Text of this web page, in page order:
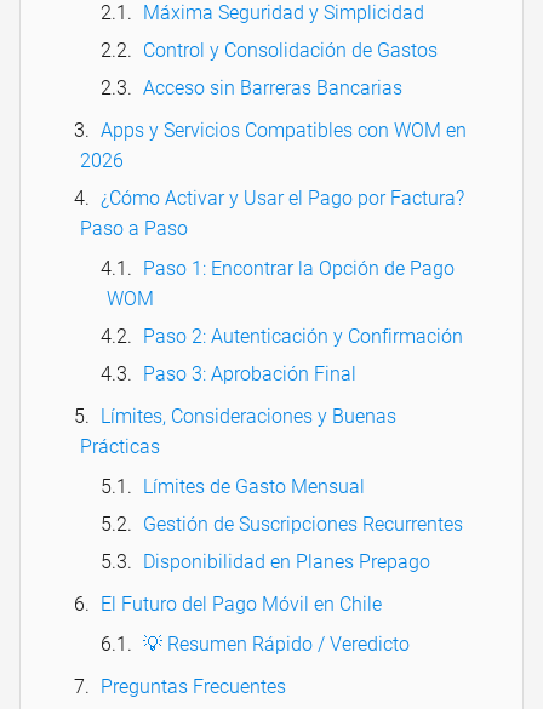
Máxima Seguridad y Simplicidad
Control y Consolidación de Gastos
Acceso sin Barreras Bancarias
Apps y Servicios Compatibles con WOM en
2026
¿Cómo Activar y Usar el Pago por Factura?
Paso a Paso
Paso 1: Encontrar la Opción de Pago
WOM
Paso 2: Autenticación y Confirmación
Paso 3: Aprobación Final
Límites, Consideraciones y Buenas
Prácticas
Límites de Gasto Mensual
Gestión de Suscripciones Recurrentes
Disponibilidad en Planes Prepago
El Futuro del Pago Móvil en Chile
💡 Resumen Rápido / Veredicto
Preguntas Frecuentes